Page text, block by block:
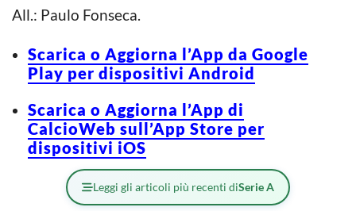
All.: Paulo Fonseca.
Scarica o Aggiorna l’App da Google
Play per dispositivi Android
Scarica o Aggiorna l’App di
CalcioWeb sull’App Store per
dispositivi iOS
Leggi gli articoli più recenti diSerie A